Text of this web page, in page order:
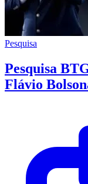
Pesquisa
Pesquisa
Flávio